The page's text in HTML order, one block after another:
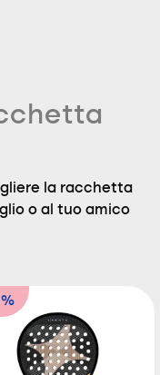
la racchetta
o al tuo amico